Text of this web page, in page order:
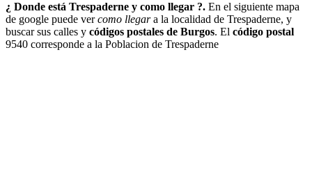
¿ Donde está Trespaderne y como llegar ?. En el siguiente mapa
de google puede vercomo llegara la localidad de Trespaderne, y
buscar sus calles y códigos postales de Burgos. El código postal
9540 corresponde a la Poblacion de Trespaderne